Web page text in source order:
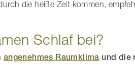
die heiße Zeit kommen,
Schlaf bei?
angenehmes Raumklima und die